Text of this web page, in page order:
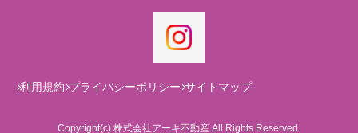
利用規約 プライバシーポリシー サイトマップ
Copyright(c) 株式会社アーキ不動産 All Rights Reserved.